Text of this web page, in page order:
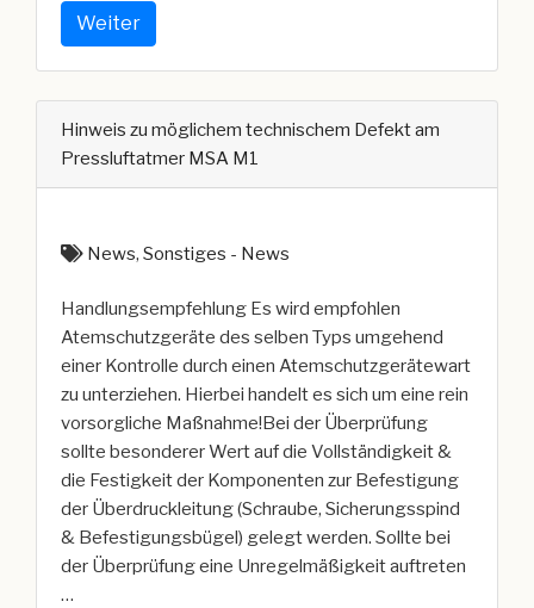
Wohnungsbrand“
Weiter
Hinweis zu möglichem technischem Defekt am
Pressluftatmer MSA M1
News, Sonstiges - News
Handlungsempfehlung Es wird empfohlen
Atemschutzgeräte des selben Typs umgehend
einer Kontrolle durch einen Atemschutzgerätewart
zu unterziehen. Hierbei handelt es sich um eine rein
vorsorgliche Maßnahme!Bei der Überprüfung
sollte besonderer Wert auf die Vollständigkeit &
die Festigkeit der Komponenten zur Befestigung
der Überdruckleitung (Schraube, Sicherungsspind
& Befestigungsbügel) gelegt werden. Sollte bei
der Überprüfung eine Unregelmäßigkeit auftreten
…